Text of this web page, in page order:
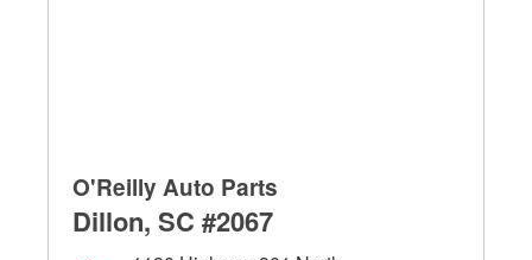
O'Reilly Auto Parts
Dillon, SC #2067